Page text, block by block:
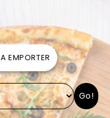
A EMPORTER
Go!